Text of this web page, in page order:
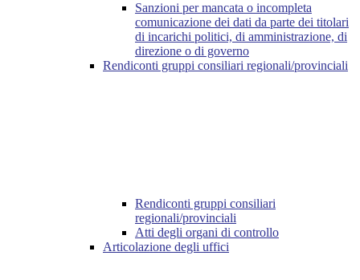
Sanzioni per mancata o incompleta
comunicazione dei dati da parte dei titolari
di incarichi politici, di amministrazione, di
direzione o di governo
Rendiconti gruppi consiliari regionali/provinciali
Rendiconti gruppi consiliari
regionali/provinciali
Atti degli organi di controllo
Articolazione degli uffici